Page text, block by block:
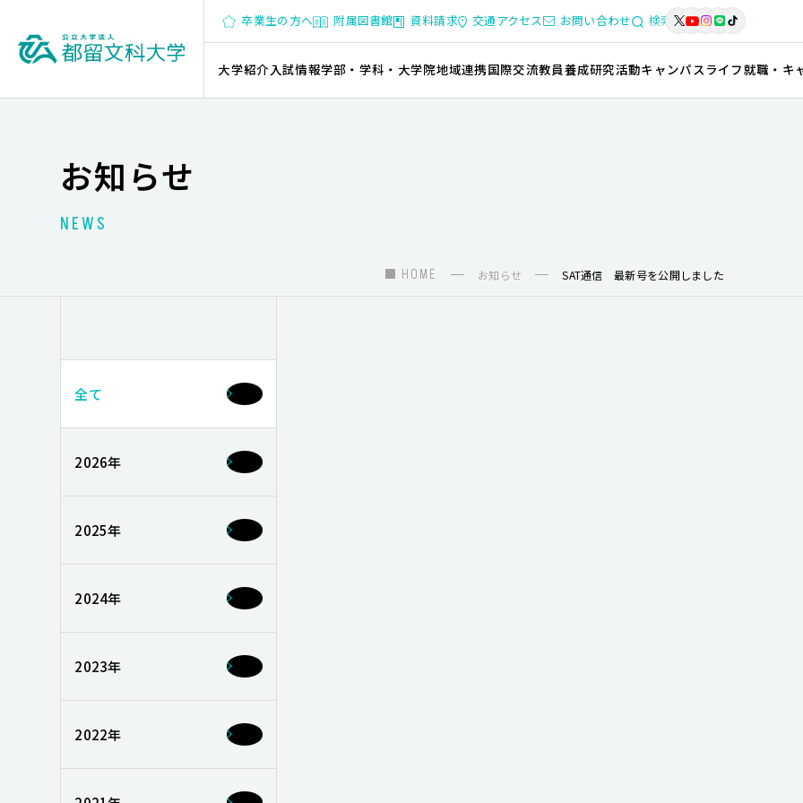
卒業生の方へ 附属図書館 資料請求 交通アクセス お問い合わせ 検索
大学紹介入試情報学部・学科・大学院地域連携国際交流教員養成研究活動キャンパスライフ就職・キ
お知らせ
NEWS
HOME お知らせ SAT通信 最新号を公開しました
全て
2026年
2025年
2024年
2023年
2022年